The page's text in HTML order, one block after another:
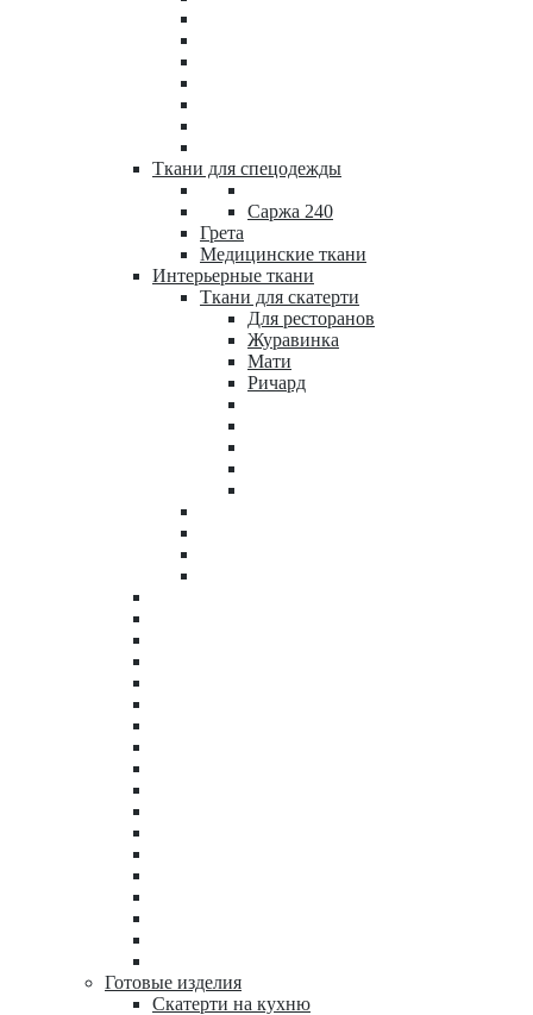
Ткани для спецодежды
Саржа 240
Грета
Медицинские ткани
Интерьерные ткани
Ткани для скатерти
Для ресторанов
Журавинка
Мати
Ричард
Готовые изделия
Скатерти на кухню